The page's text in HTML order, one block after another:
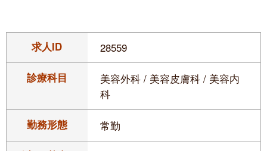
求人ID 28559
診療科目
美容外科 / 美容皮膚科 / 美容内
科
勤務形態 常勤